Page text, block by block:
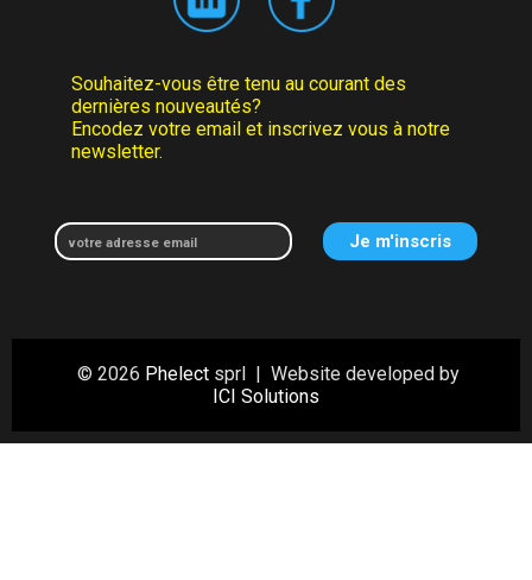
Souhaitez-vous être tenu au courant des
dernières nouveautés?
Encodez votre email et inscrivez vous à notre
newsletter.
© 2026 Phelect sprl | Website developed by
ICI Solutions